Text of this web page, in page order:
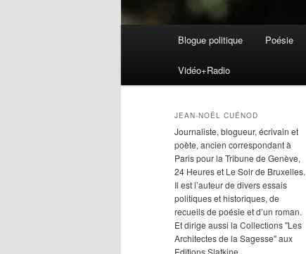
Aller
au
contenu
principal
Aller
au
contenu
secondaire
Blogue politique Poésie
Vidéo+Radio
JEAN-NOËL CUÉNOD
Journaliste, blogueur, écrivain et
poète, ancien correspondant à
Paris pour la Tribune de Genève,
24 Heures et Le Soir de Bruxelles.
Il est l’auteur de divers essais
politiques et historiques, de
recueils de poésie et d’un roman.
Et dirige aussi la Collections "Les
Architectes de la Sagesse" aux